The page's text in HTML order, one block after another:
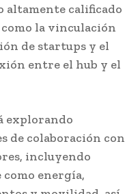
altamente calificado
como la vinculación
de startups y el
entre el hub y el
explorando
de colaboración con
incluyendo
como energía,